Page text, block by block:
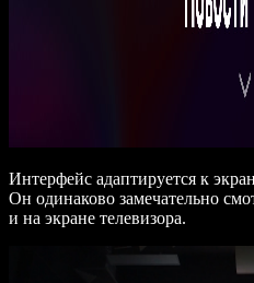
Интерфейс адаптируется к
Он одинаково замечательно
и на экране телевизора.